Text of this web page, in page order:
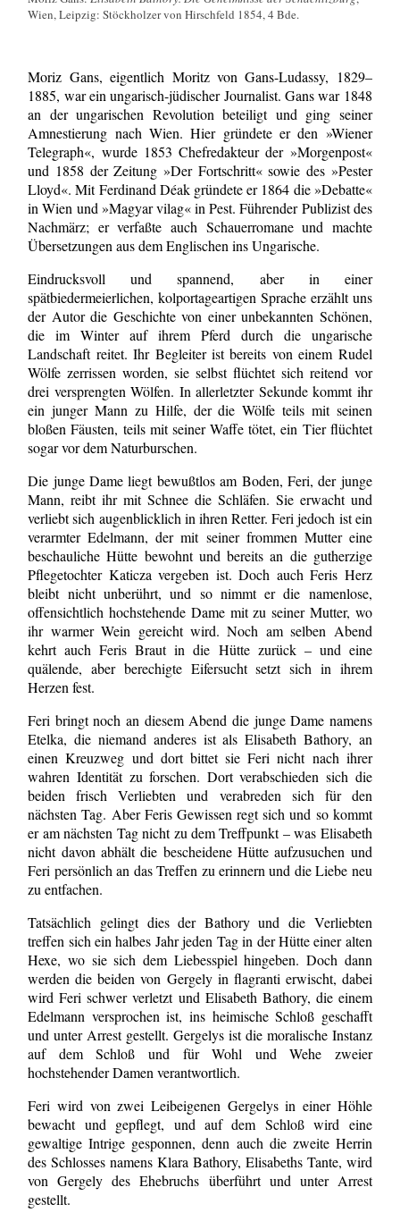
Wien, Leipzig: Stöckholzer von Hirschfeld 1854, 4 Bde.
Moriz Gans, eigentlich Moritz von Gans-Ludassy, 1829–
1885, war ein ungarisch-jüdischer Journalist. Gans war 1848
an der ungarischen Revolution beteiligt und ging seiner
Amnestierung nach Wien. Hier gründete er den »Wiener
Telegraph«, wurde 1853 Chefredakteur der »Morgenpost«
und 1858 der Zeitung »Der Fortschritt« sowie des »Pester
Lloyd«. Mit Ferdinand Déak gründete er 1864 die »Debatte«
in Wien und »Magyar vilag« in Pest. Führender Publizist des
Nachmärz; er verfaßte auch Schauerromane und machte
Übersetzungen aus dem Englischen ins Ungarische.
Eindrucksvoll und spannend, aber in einer
spätbiedermeierlichen, kolportageartigen Sprache erzählt uns
der Autor die Geschichte von einer unbekannten Schönen,
die im Winter auf ihrem Pferd durch die ungarische
Landschaft reitet. Ihr Begleiter ist bereits von einem Rudel
Wölfe zerrissen worden, sie selbst flüchtet sich reitend vor
drei versprengten Wölfen. In allerletzter Sekunde kommt ihr
ein junger Mann zu Hilfe, der die Wölfe teils mit seinen
bloßen Fäusten, teils mit seiner Waffe tötet, ein Tier flüchtet
sogar vor dem Naturburschen.
Die junge Dame liegt bewußtlos am Boden, Feri, der junge
Mann, reibt ihr mit Schnee die Schläfen. Sie erwacht und
verliebt sich augenblicklich in ihren Retter. Feri jedoch ist ein
verarmter Edelmann, der mit seiner frommen Mutter eine
beschauliche Hütte bewohnt und bereits an die gutherzige
Pflegetochter Katicza vergeben ist. Doch auch Feris Herz
bleibt nicht unberührt, und so nimmt er die namenlose,
offensichtlich hochstehende Dame mit zu seiner Mutter, wo
ihr warmer Wein gereicht wird. Noch am selben Abend
kehrt auch Feris Braut in die Hütte zurück – und eine
quälende, aber berechigte Eifersucht setzt sich in ihrem
Herzen fest.
Feri bringt noch an diesem Abend die junge Dame namens
Etelka, die niemand anderes ist als Elisabeth Bathory, an
einen Kreuzweg und dort bittet sie Feri nicht nach ihrer
wahren Identität zu forschen. Dort verabschieden sich die
beiden frisch Verliebten und verabreden sich für den
nächsten Tag. Aber Feris Gewissen regt sich und so kommt
er am nächsten Tag nicht zu dem Treffpunkt – was Elisabeth
nicht davon abhält die bescheidene Hütte aufzusuchen und
Feri persönlich an das Treffen zu erinnern und die Liebe neu
zu entfachen.
Tatsächlich gelingt dies der Bathory und die Verliebten
treffen sich ein halbes Jahr jeden Tag in der Hütte einer alten
Hexe, wo sie sich dem Liebesspiel hingeben. Doch dann
werden die beiden von Gergely in flagranti erwischt, dabei
wird Feri schwer verletzt und Elisabeth Bathory, die einem
Edelmann versprochen ist, ins heimische Schloß geschafft
und unter Arrest gestellt. Gergelys ist die moralische Instanz
auf dem Schloß und für Wohl und Wehe zweier
hochstehender Damen verantwortlich.
Feri wird von zwei Leibeigenen Gergelys in einer Höhle
bewacht und gepflegt, und auf dem Schloß wird eine
gewaltige Intrige gesponnen, denn auch die zweite Herrin
des Schlosses namens Klara Bathory, Elisabeths Tante, wird
von Gergely des Ehebruchs überführt und unter Arrest
gestellt.